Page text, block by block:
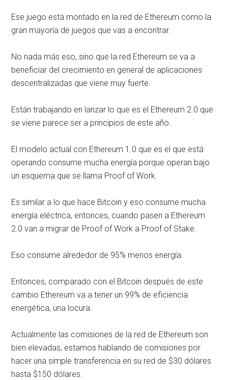
Ese juego está montado en la red de Ethereum como la
gran mayoría de juegos que vas a encontrar.
No nada más eso, sino que la red Ethereum se va a
beneficiar del crecimiento en general de aplicaciones
descentralizadas que viene muy fuerte.
Están trabajando en lanzar lo que es el Ethereum 2.0 que
se viene parece ser a principios de este año.
El modelo actual con Ethereum 1.0 que es el que está
operando consume mucha energía porque operan bajo
un esquema que se llama Proof of Work.
Es similar a lo que hace Bitcoin y eso consume mucha
energía eléctrica, entonces, cuando pasen a Ethereum
2.0 van a migrar de Proof of Work a Proof of Stake.
Eso consume alrededor de 95% menos energía.
Entonces, comparado con el Bitcoin después de este
cambio Ethereum va a tener un 99% de eficiencia
energética, una locura.
Actualmente las comisiones de la red de Ethereum son
bien elevadas, estamos hablando de comisiones por
hacer una simple transferencia en su red de $30 dólares
hasta $150 dólares.